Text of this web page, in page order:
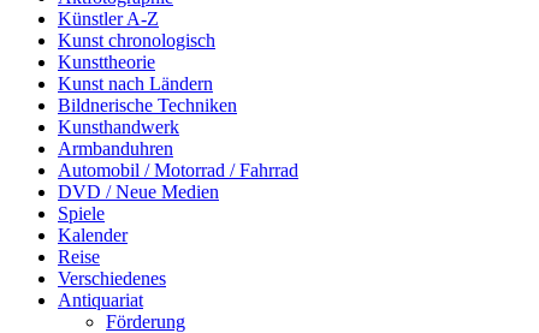
Künstler A-Z
Kunst chronologisch
Kunsttheorie
Kunst nach Ländern
Bildnerische Techniken
Kunsthandwerk
Armbanduhren
Automobil / Motorrad / Fahrrad
DVD / Neue Medien
Spiele
Kalender
Reise
Verschiedenes
Antiquariat
Förderung